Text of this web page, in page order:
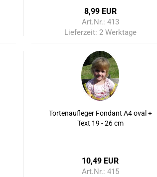
8,99 EUR
Art.Nr.: 413
Lieferzeit: 2 Werktage
Tortenaufleger Fondant A4 oval +
Text 19 - 26 cm
10,49 EUR
Art.Nr.: 415